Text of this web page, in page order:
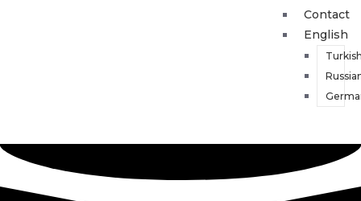
Contact
English